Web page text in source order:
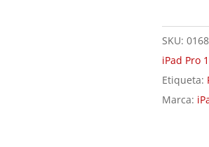
cantidad
SKU:
iPad Pro
Etiqueta:
Marca: